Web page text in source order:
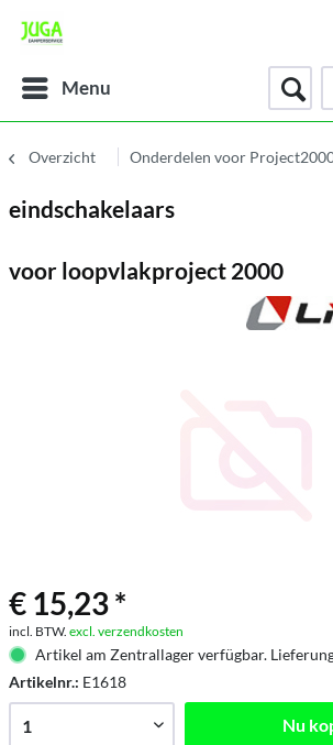
Menu
Overzicht Onderdelen voor
eindschakelaars
voor loopvlakproject 2000
€ 15,23 *
incl. BTW. excl. verzendkosten
Artikel am Zentrallager verfügbar.
Artikelnr.: E1618
Nu